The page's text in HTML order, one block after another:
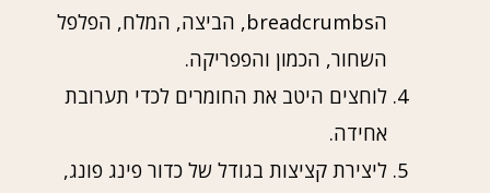
הbreadcrumbs, הביצה, המלח, הפלפל
השחור, הכמון והפפריקה.
לוחצים היטב את החומרים לכדי תערובת
אחידה.
ליצירת קציצות בגודל של כדור פינג פונג,